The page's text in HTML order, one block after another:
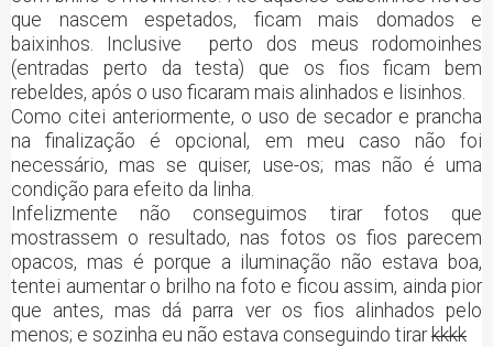
que nascem espetados, ficam mais domados e
baixinhos. Inclusive perto dos meus rodomoinhes
(entradas perto da testa) que os fios ficam bem
rebeldes, após o uso ficaram mais alinhados e lisinhos.
Como citei anteriormente, o uso de secador e prancha
na finalização é opcional, em meu caso não foi
necessário, mas se quiser, use-os; mas não é uma
condição para efeito da linha.
Infelizmente não conseguimos tirar fotos que
mostrassem o resultado, nas fotos os fios parecem
opacos, mas é porque a iluminação não estava boa,
tentei aumentar o brilho na foto e ficou assim, ainda pior
que antes, mas dá parra ver os fios alinhados pelo
menos; e sozinha eu não estava conseguindo tirarkkkk